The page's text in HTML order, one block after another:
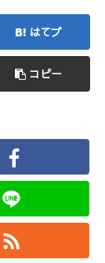
はてブ
コピー